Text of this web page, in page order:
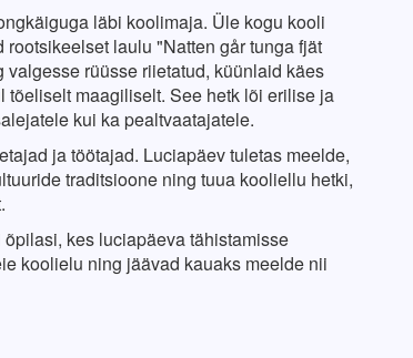
läbi koolimaja. Üle kogu kooli
laulu "Natten går tunga fjät
rüüsse riietatud, küünlaid käes
maagiliselt. See hetk lõi erilise ja
kui ka pealtvaatajatele.
ja töötajad. Luciapäev tuletas meelde,
traditsioone ning tuua kooliellu hetki,
kes luciapäeva tähistamisse
koolielu ning jäävad kauaks meelde nii